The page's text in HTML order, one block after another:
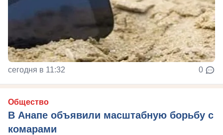
сегодня в 11:32 0
Общество
В Анапе объявили масштабную борьбу с
комарами